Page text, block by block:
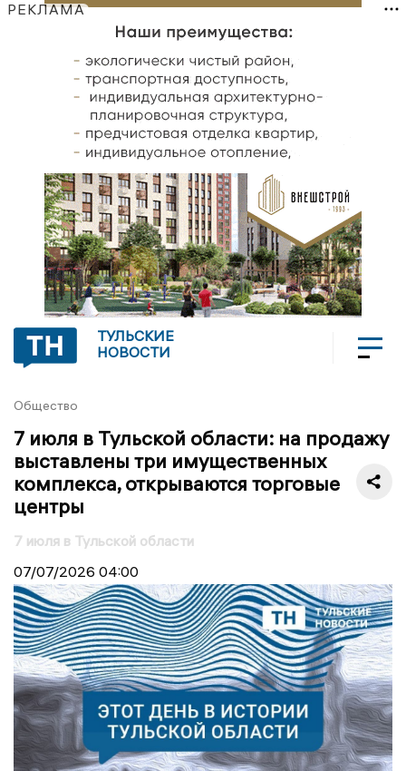
РЕКЛАМА
ТУЛЬСКИЕ
НОВОСТИ
Общество
7 июля в Тульской области: на продажу
выставлены три имущественных
комплекса, открываются торговые
центры
7 июля в Тульской области
07/07/2026 04:00